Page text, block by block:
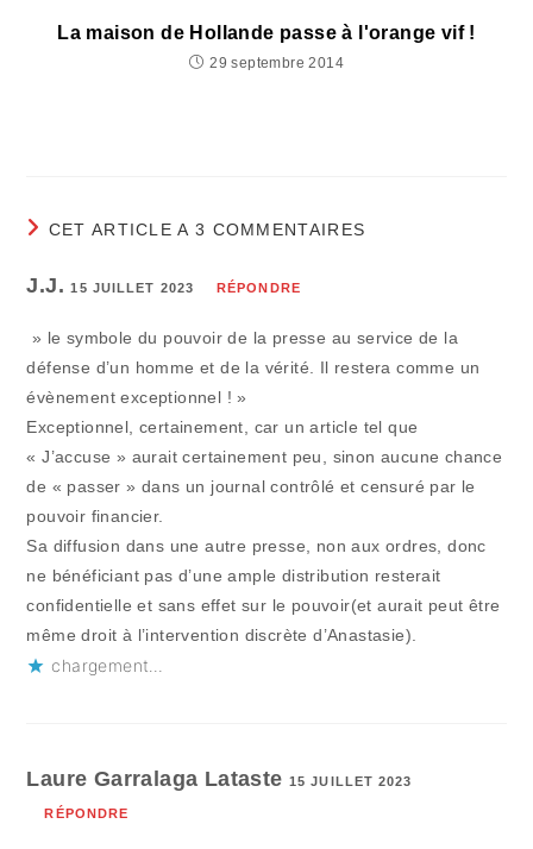
La maison de Hollande passe à l'orange vif !
29 septembre 2014
CET ARTICLE A 3 COMMENTAIRES
J.J.15 JUILLET 2023 RÉPONDRE
» le symbole du pouvoir de la presse au service de la
défense d’un homme et de la vérité. Il restera comme un
évènement exceptionnel ! »
Exceptionnel, certainement, car un article tel que
« J’accuse » aurait certainement peu, sinon aucune chance
de « passer » dans un journal contrôlé et censuré par le
pouvoir financier.
Sa diffusion dans une autre presse, non aux ordres, donc
ne bénéficiant pas d’une ample distribution resterait
confidentielle et sans effet sur le pouvoir(et aurait peut être
même droit à l’intervention discrète d’Anastasie).
chargement…
Laure Garralaga Lataste15 JUILLET 2023
RÉPONDRE